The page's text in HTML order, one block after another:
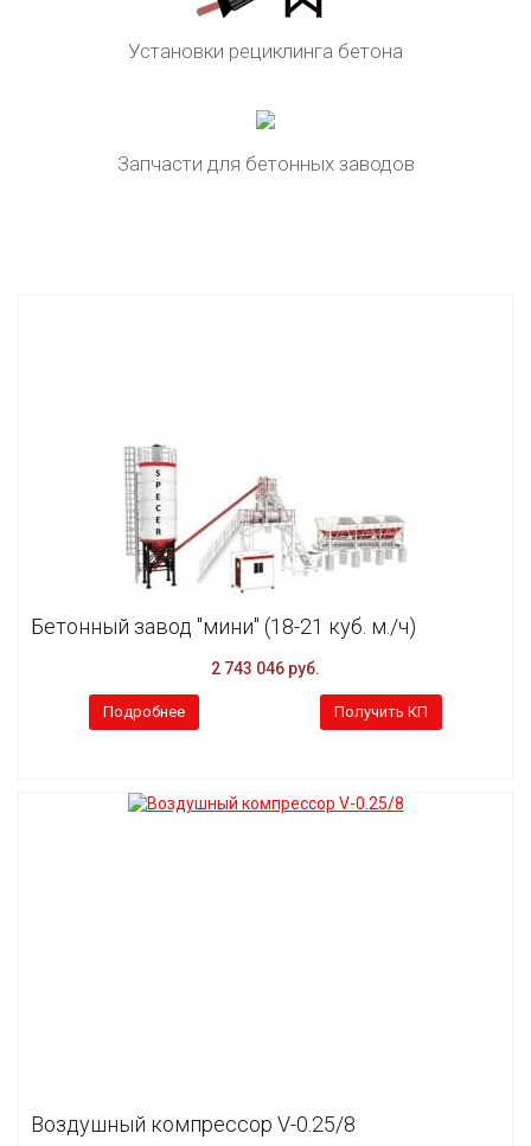
Установки рециклинга бетона
Запчасти для бетонных заводов
Бетонный завод "мини" (18-21 куб. м./ч)
2 743 046 руб.
Подробнее Получить КП
Воздушный компрессор V-0.25/8